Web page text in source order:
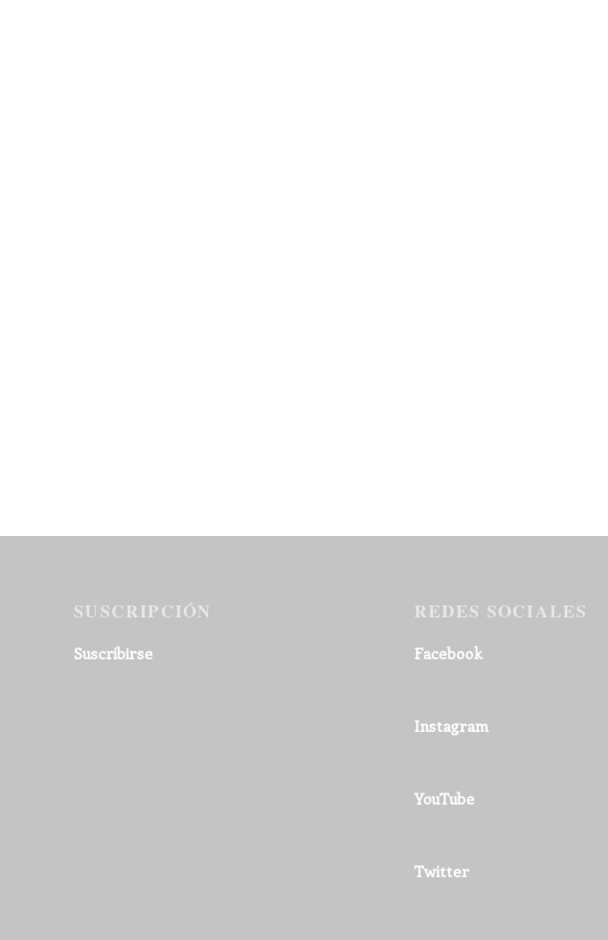
SUSCRIPCIÓN
Suscribirse
REDES SOCIALES
Facebook
Instagram
YouTube
Twitter